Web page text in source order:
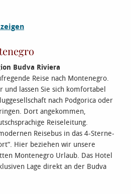
Budva Riviera
Reise nach Montenegro.
und lassen Sie sich komfortabel
nach Podgorica oder
Dort angekommen,
Reiseleitung.
Reisebus in das 4-Sterne-
Hier beziehen wir unsere
Montenegro Urlaub. Das Hotel
Lage direkt an der Budva